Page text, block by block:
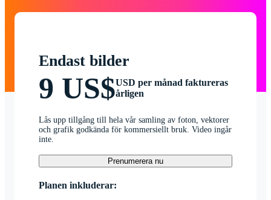
Endast bilder
9 US$USD per månad faktureras
årligen
Lås upp tillgång till hela vår samling av foton, vektorer
och grafik godkända för kommersiellt bruk. Video ingår
inte.
Prenumerera nu
Planen inkluderar: